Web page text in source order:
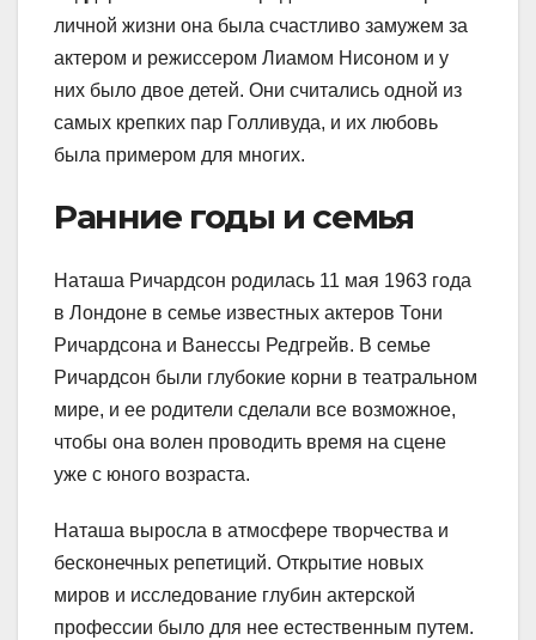
личной жизни она была счастливо замужем за
актером и режиссером Лиамом Нисоном и у
них было двое детей. Они считались одной из
самых крепких пар Голливуда, и их любовь
была примером для многих.
Ранние годы и семья
Наташа Ричардсон родилась 11 мая 1963 года
в Лондоне в семье известных актеров Тони
Ричардсона и Ванессы Редгрейв. В семье
Ричардсон были глубокие корни в театральном
мире, и ее родители сделали все возможное,
чтобы она волен проводить время на сцене
уже с юного возраста.
Наташа выросла в атмосфере творчества и
бесконечных репетиций. Открытие новых
миров и исследование глубин актерской
профессии было для нее естественным путем.